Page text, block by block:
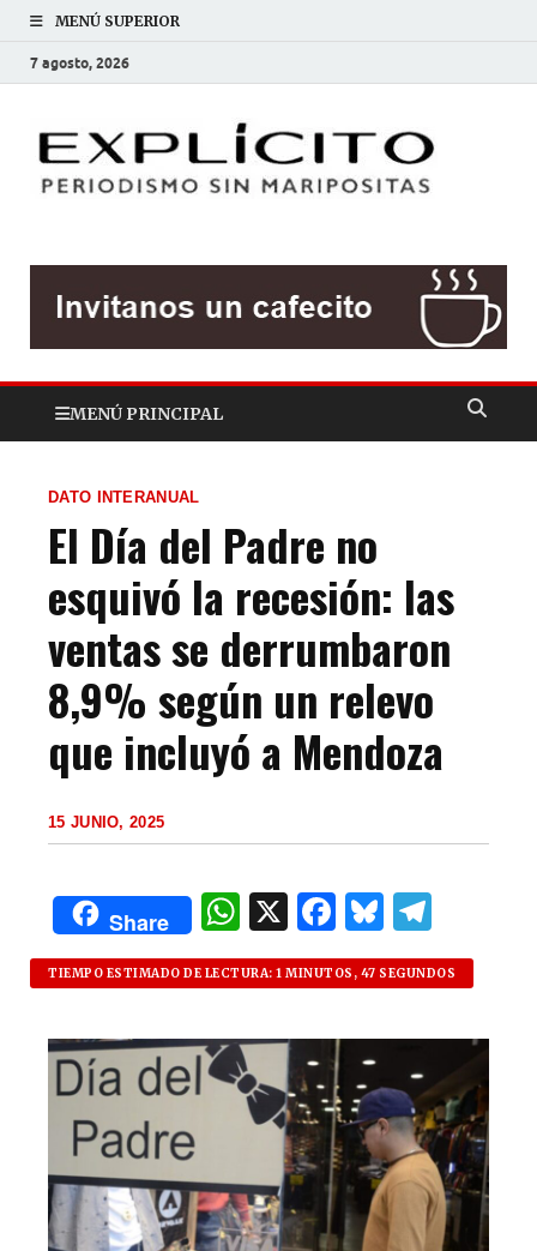
MENÚ SUPERIOR
7 agosto, 2026
MENÚ PRINCIPAL
DATO INTERANUAL
El Día del Padre no
esquivó la recesión: las
ventas se derrumbaron
8,9% según un relevo
que incluyó a Mendoza
15 JUNIO, 2025
Share
W
h
at
s
A
p
X F
a
c
e
b
o
o
k
B
lu
es
k
el
e
g
m
TIEMPO ESTIMADO DE LECTURA: 1 MINUTOS, 47 SEGUNDOS